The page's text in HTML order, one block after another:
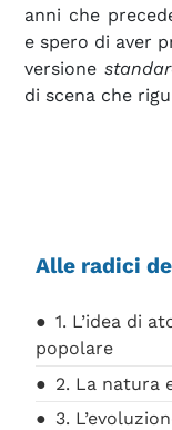
anni che
e spero di aver
versione
di scena che
Alle radici
1. L’idea di
popolare
2. La natura
3.